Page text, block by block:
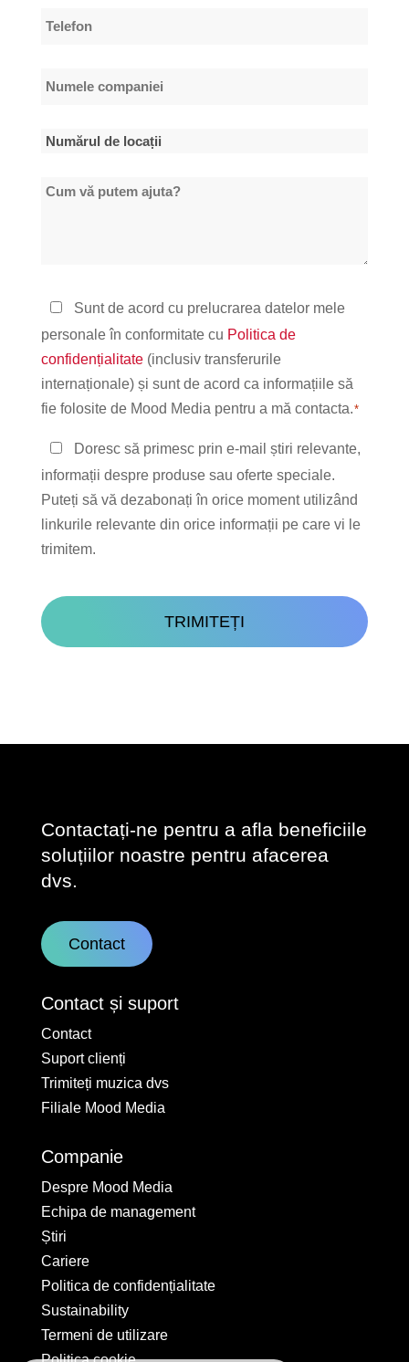
Telefon
Numele
Numărul
locații
Cum
Politica
de
confidențialitate
*
Sunt de acord cu prelucrarea datelor mele
personale în conformitate cu Politica de
confidențialitate(inclusiv transferurile
internaționale) și sunt de acord ca informațiile să
fie folosite de Mood Media pentru a mă contacta.*
Păstrați
legătura
Doresc să primesc prin e-mail știri relevante,
informații despre produse sau oferte speciale.
Puteți să vă dezabonați în orice moment utilizând
linkurile relevante din orice informații pe care vi le
trimitem.
Contactați-ne pentru a afla beneficiile
soluțiilor noastre pentru afacerea
dvs.
Contact
Contact și suport
Contact
Suport clienți
Trimiteți muzica dvs
Filiale Mood Media
Companie
Despre Mood Media
Echipa de management
Știri
Cariere
Politica de confidențialitate
Sustainability
Termeni de utilizare